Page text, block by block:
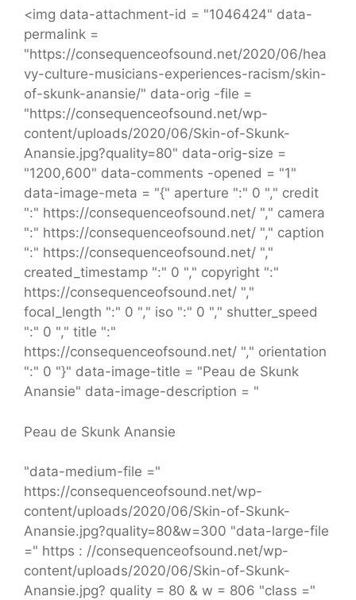
<img data-attachment-id = "1046424" data-
permalink =
"https://consequenceofsound.net/2020/06/hea
vy-culture-musicians-experiences-racism/skin-
of-skunk-anansie/" data-orig -file =
"https://consequenceofsound.net/wp-
content/uploads/2020/06/Skin-of-Skunk-
Anansie.jpg?quality=80" data-orig-size =
"1200,600" data-comments -opened = "1"
data-image-meta = "{" aperture ":" 0 "," credit
":" https://consequenceofsound.net/ "," camera
":" https://consequenceofsound.net/ "," caption
":" https://consequenceofsound.net/ ","
created_timestamp ":" 0 "," copyright ":"
https://consequenceofsound.net/ ","
focal_length ":" 0 "," iso ":" 0 "," shutter_speed
":" 0 "," title ":"
https://consequenceofsound.net/ "," orientation
":" 0 "}" data-image-title = "Peau de Skunk
Anansie" data-image-description = "
Peau de Skunk Anansie
"data-medium-file ="
https://consequenceofsound.net/wp-
content/uploads/2020/06/Skin-of-Skunk-
Anansie.jpg?quality=80&w=300 "data-large-file
=" https : //consequenceofsound.net/wp-
content/uploads/2020/06/Skin-of-Skunk-
Anansie.jpg? quality = 80 & w = 806 "class ="